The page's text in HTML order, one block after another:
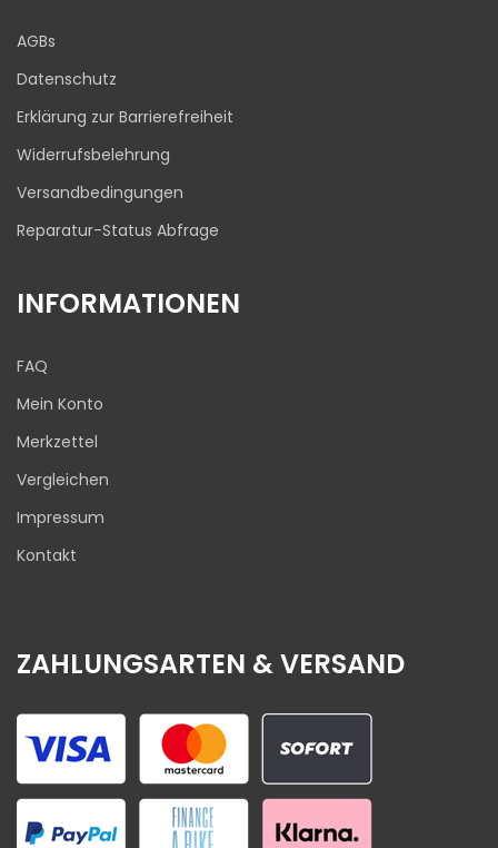
AGBs
Datenschutz
Erklärung zur Barrierefreiheit
Widerrufsbelehrung
Versandbedingungen
Reparatur-Status Abfrage
INFORMATIONEN
FAQ
Mein Konto
Merkzettel
Vergleichen
Impressum
Kontakt
ZAHLUNGSARTEN & VERSAND